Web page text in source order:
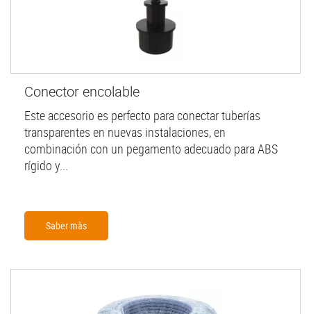
Conector encolable
Este accesorio es perfecto para conectar tuberías
transparentes en nuevas instalaciones, en
combinación con un pegamento adecuado para ABS
rígido y...
Saber màs